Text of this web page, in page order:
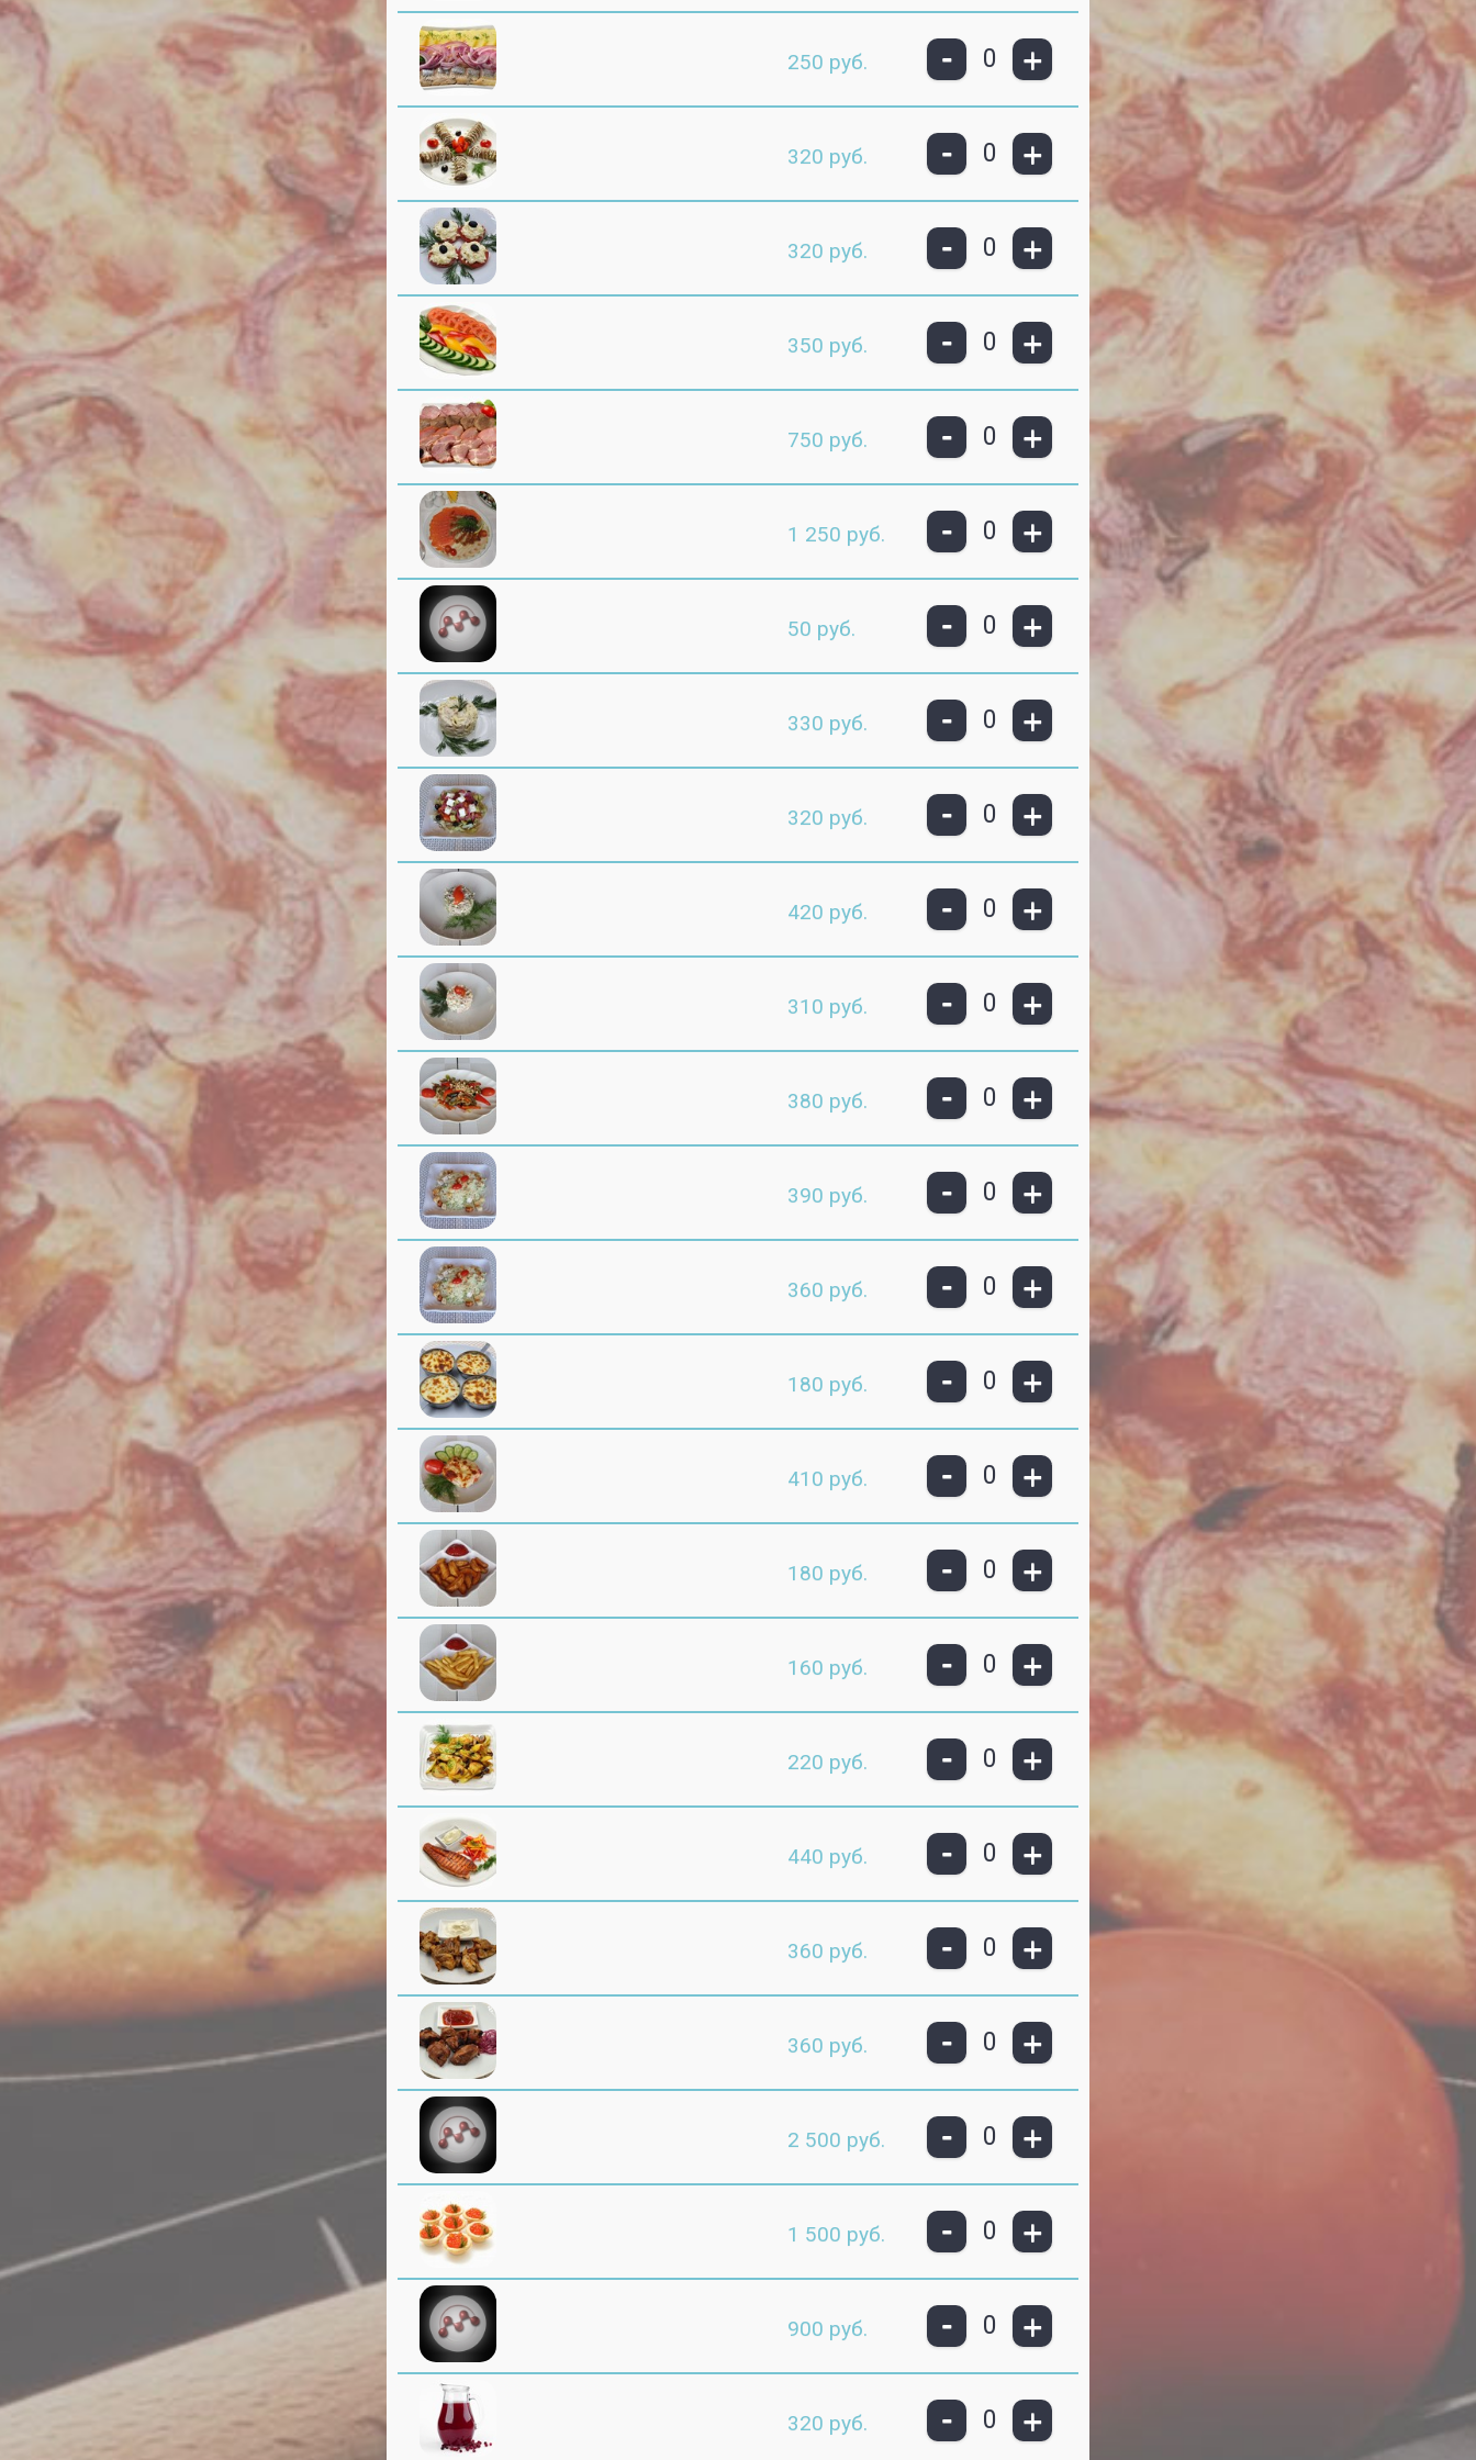
250 руб. - 0 +
320 руб. - 0 +
320 руб. - 0 +
350 руб. - 0 +
750 руб. - 0 +
1 250 руб. - 0 +
50 руб. - 0 +
330 руб. - 0 +
320 руб. - 0 +
420 руб. - 0 +
310 руб. - 0 +
380 руб. - 0 +
390 руб. - 0 +
360 руб. - 0 +
180 руб. - 0 +
410 руб. - 0 +
180 руб. - 0 +
160 руб. - 0 +
220 руб. - 0 +
440 руб. - 0 +
360 руб. - 0 +
360 руб. - 0 +
2 500 руб. - 0 +
1 500 руб. - 0 +
900 руб. - 0 +
320 руб. - 0 +